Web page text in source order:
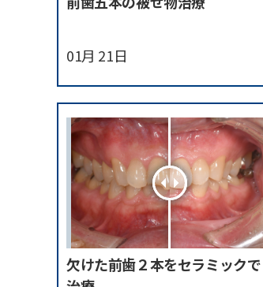
01月 21日
欠けた前歯２本をセラミックで